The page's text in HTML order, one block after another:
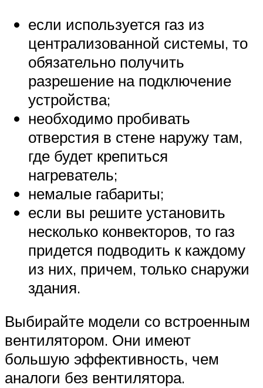
если используется газ из
централизованной системы, то
обязательно получить
разрешение на подключение
устройства;
необходимо пробивать
отверстия в стене наружу там,
где будет крепиться
нагреватель;
немалые габариты;
если вы решите установить
несколько конвекторов, то газ
придется подводить к каждому
из них, причем, только снаружи
здания.
Выбирайте модели со встроенным
вентилятором. Они имеют
большую эффективность, чем
аналоги без вентилятора.